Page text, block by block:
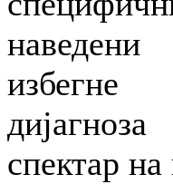
спектар